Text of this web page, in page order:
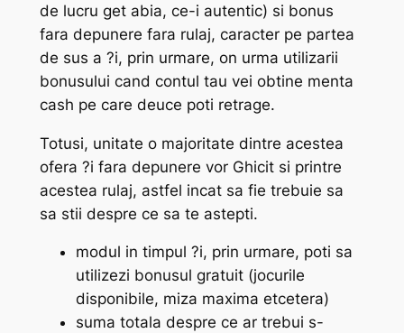
de lucru get abia, ce-i autentic) si bonus
fara depunere fara rulaj, caracter pe partea
de sus a ?i, prin urmare, on urma utilizarii
bonusului cand contul tau vei obtine menta
cash pe care deuce poti retrage.
Totusi, unitate o majoritate dintre acestea
ofera ?i fara depunere vor Ghicit si printre
acestea rulaj, astfel incat sa fie trebuie sa
sa stii despre ce sa te astepti.
modul in timpul ?i, prin urmare, poti sa
utilizezi bonusul gratuit (jocurile
disponibile, miza maxima etcetera)
suma totala despre ce ar trebui s-